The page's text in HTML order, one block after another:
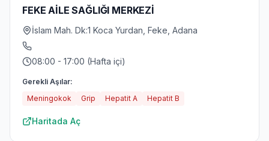
FEKE AİLE SAĞLIĞI MERKEZİ
İslam Mah. Dk:1 Koca Yurdan, Feke, Adana
08:00 - 17:00 (Hafta içi)
Gerekli Aşılar:
Meningokok
Grip Hepatit A Hepatit B
Haritada Aç